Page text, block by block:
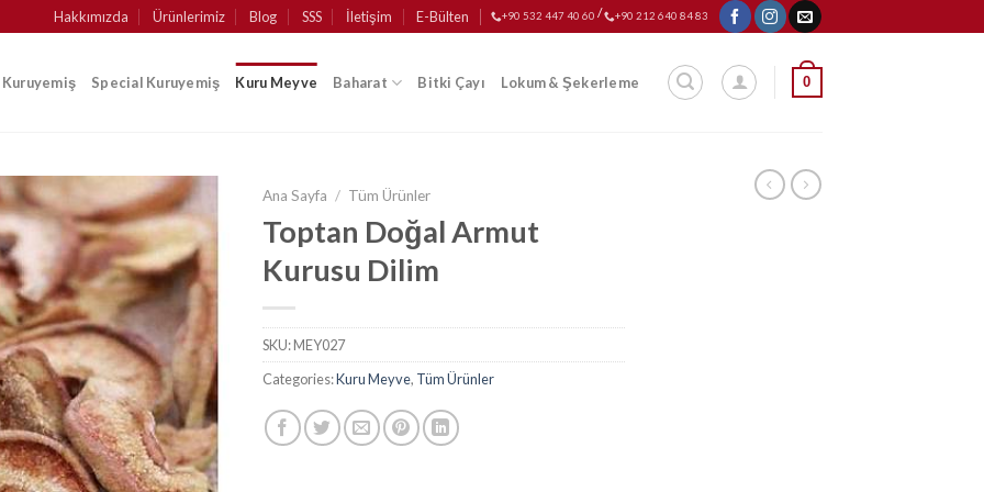
Hakkımızda Ürünlerimiz Blog SSS İletişim E-Bülten +90 532 447 40 60 / +90 212 640 84 83
Kuruyemiş Special Kuruyemiş Kuru Meyve Baharat Bitki Çayı Lokum & Şekerleme 0
Ana Sayfa / Tüm Ürünler
Toptan Doğal Armut
Kurusu Dilim
SKU:MEY027
Categories:Kuru Meyve, Tüm Ürünler